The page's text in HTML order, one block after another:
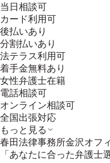
当日相談可
カード利用可
後払いあり
分割払いあり
法テラス利用可
着手金無料あり
女性弁護士在籍
電話相談可
オンライン相談可
全国出張対応
もっと見る
春田法律事務所金沢オフ
「あなたに合った弁護士